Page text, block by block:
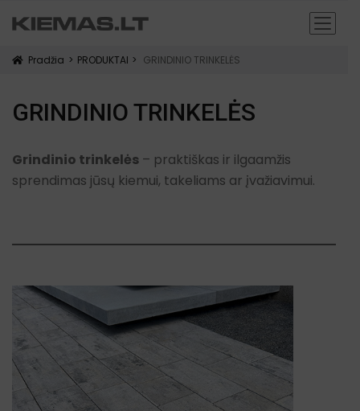
icon
Pradžia PRODUKTAI GRINDINIO TRINKELĖS
GRINDINIO TRINKELĖS
Grindinio trinkelės – praktiškas ir ilgaamžis
sprendimas jūsų kiemui, takeliams ar įvažiavimui.